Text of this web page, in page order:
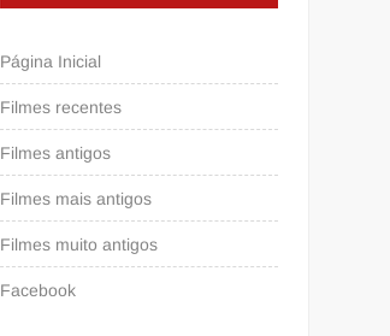
Página Inicial
Filmes recentes
Filmes antigos
Filmes mais antigos
Filmes muito antigos
Facebook